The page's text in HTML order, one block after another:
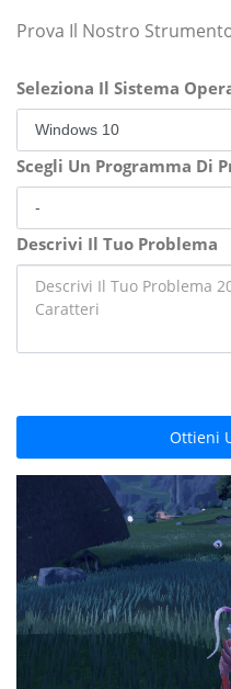
Prova Il Nostro
Seleziona Il Sistema
Scegli Un Programma Di
Descrivi Il Tuo Problema
Ottieni